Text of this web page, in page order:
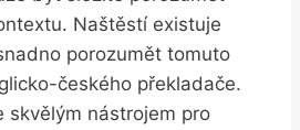
Naštěstí existuje
porozumět tomuto
českého překladače.
skvělým nástrojem pro